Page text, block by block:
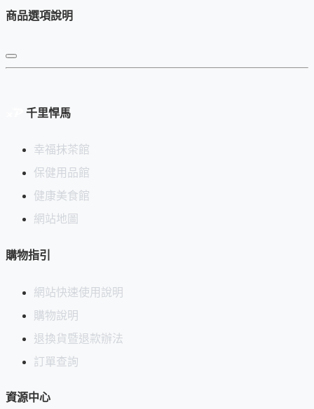
商品選項說明
千里悍馬
幸福抹茶館
保健用品館
健康美食館
網站地圖
購物指引
網站快速使用說明
購物說明
退換貨暨退款辦法
訂單查詢
資源中心